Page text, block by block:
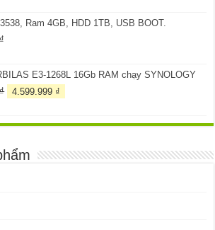
₫.
là:
Ram 4GB, HDD 1TB, USB BOOT.
₫
E3-1268L 16Gb RAM chạy SYNOLOGY
₫
Giá
4.899.999 ₫.
4.599.999 ₫
là: